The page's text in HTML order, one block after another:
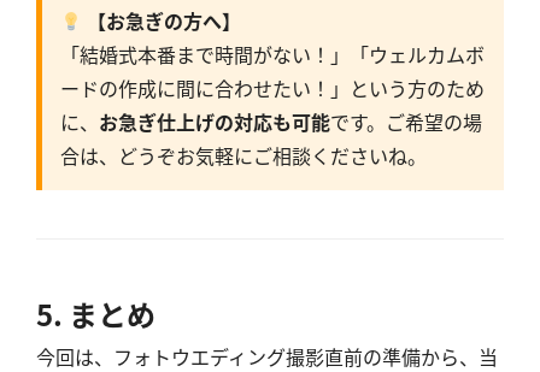
【お急ぎの方へ】
「結婚式本番まで時間がない！」「ウェルカムボ
ードの作成に間に合わせたい！」という方のため
に、 お急ぎ仕上げの対応も可能です。ご希望の場
合は、どうぞお気軽にご相談くださいね。
5. まとめ
今回は、フォトウエディング撮影直前の準備から、当